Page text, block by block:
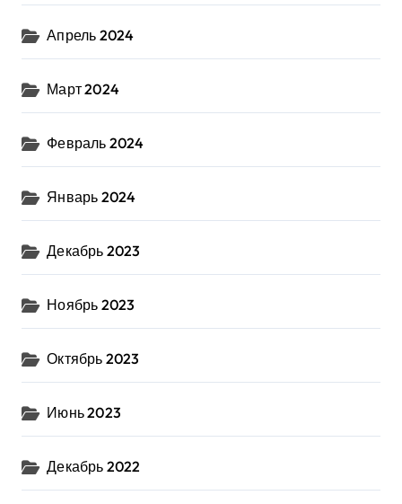
Апрель 2024
Март 2024
Февраль 2024
Январь 2024
Декабрь 2023
Ноябрь 2023
Октябрь 2023
Июнь 2023
Декабрь 2022